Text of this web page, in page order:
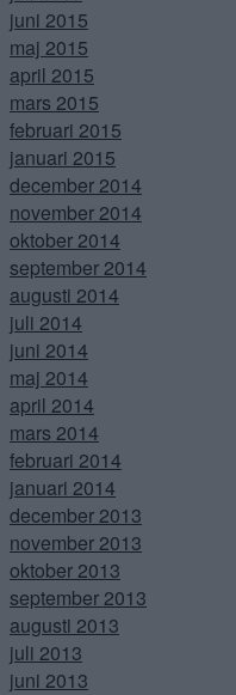
juni 2015
maj 2015
april 2015
mars 2015
februari 2015
januari 2015
december 2014
november 2014
oktober 2014
september 2014
augusti 2014
juli 2014
juni 2014
maj 2014
april 2014
mars 2014
februari 2014
januari 2014
december 2013
november 2013
oktober 2013
september 2013
augusti 2013
juli 2013
juni 2013